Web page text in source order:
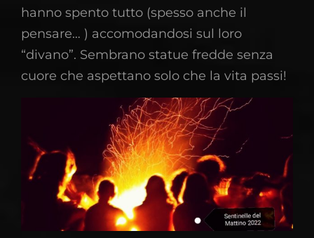
hanno spento tutto (spesso anche il
pensare… ) accomodandosi sul loro
“divano”. Sembrano statue fredde senza
cuore che aspettano solo che la vita passi!